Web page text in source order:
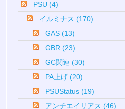
PSU (4)
イルミナス (170)
GAS (13)
GBR (23)
GC関連 (30)
PA上げ (20)
PSUStatus (19)
アンチエイリアス (46)